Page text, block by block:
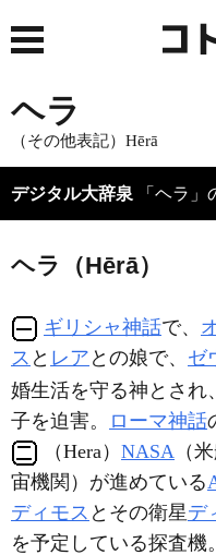
ヘラ
（その他表記）Hērā
デジタル大辞泉 「ヘラ
ヘラ（Hērā）
ギリシャ神話で、
ス と レア との娘で、 ゼ
婚生活を守る神とされ、
子を迫害。
ローマ神話
（Hera） NASA （
宙機関）が進めている
ディモス とその衛星デ
を予定している探査機